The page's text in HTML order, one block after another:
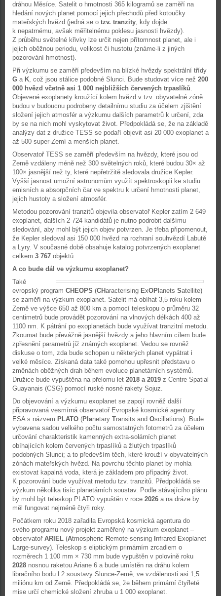
dráhou Měsíce. Satelit o hmotnosti 365 kilogramů se zaměří na
hledání nových planet pomocí jejich přechodů před kotoučky
mateřských hvězd (jedná se o tzv. tranzity, kdy dojde
k nepatrnému, avšak měřitelnému poklesu jasnosti hvězdy).
Z průběhu světelné křivky lze určit nejen přítomnost planet, ale i
jejich oběžnou periodu, velikost či hustotu (známe-li z jiných
pozorování hmotnost).
Při výzkumu se zaměří především na blízké hvězdy spektrální třídy
G a K, což jsou stálice podobné Slunci. Bude studovat více než 200
000 hvězd včetně asi 1 000 nejbližších červených trpaslíků.
Objevené exoplanety kroužící kolem hvězd v tzv. obyvatelné zóně
budou v budoucnu podrobeny detailnímu studiu za účelem zjištění
složení jejich atmosfér a výzkumu dalších parametrů k určení, zda
by se na nich mohl vyskytovat život. Předpokládá se, že na základě
analýzy dat z družice TESS se podaří objevit asi 20 000 exoplanet a
až 500 super-Zemí a menších planet.
Observatoř TESS se zaměří především na hvězdy, které jsou od
Země vzdáleny méně než 300 světelných roků, které budou 30× až
100× jasnější než ty, které nepřetržitě sledovala družice Kepler.
Vyšší jasnost umožní astronomům využít spektroskopii ke studiu
emisních a absorpčních čar ve spektru k určení hmotnosti planet,
jejich hustoty a složení atmosfér.
Metodou pozorování tranzitů objevila observatoř Kepler zatím 2 649
exoplanet, dalších 2 724 kandidátů je nutno podrobit dalšímu
sledování, aby mohl být jejich objev potvrzen. Je třeba připomenout,
že Kepler sledoval asi 150 000 hvězd na rozhraní souhvězdí Labutě
a Lyry. V současné době obsahuje katalog potvrzených exoplanet
celkem 3 767 objektů.
A co bude dál ve výzkumu exoplanet?
Také
evropský program CHEOPS (CHaracterising ExOP lanets Satellite)
se zaměří na výzkum exoplanet. Satelit má obíhat 3,5 roku kolem
Země ve výšce 650 až 800 km a pomocí teleskopu o průměru 32
centimetrů bude provádět pozorování na vlnových délkách 400 až
1100 nm. K pátrání po exoplanetách bude využívat tranzitní metodu.
Zkoumat bude převážně jasnější hvězdy a jeho hlavním cílem bude
zpřesnění parametrů již známých exoplanet. Vedou se rovněž
diskuse o tom, zda bude schopen u některých planet vypátrat i
velké měsíce. Získaná data také pomohou upřesnit představu o
změnách oběžných drah během evoluce planetárních systémů.
Družice bude vypuštěna na přelomu let 2018 a2019 z Centre Spatial
Guayanais (CSG) pomocí ruské nosné rakety Sojuz.
Do objevování a výzkumu exoplanet se zapojí rovněž další
připravovaná vesmírná observatoř Evropské kosmické agentury
ESA s názvem PLATO (Planetary Transits and Oscillations). Bude
vybavena sadou velkého počtu samostatných fotometrů za účelem
určování charakteristik kamenných extra-solárních planet
obíhajících kolem červených trpaslíků a žlutých trpaslíků
podobných Slunci; a to především těch, které krouží v obyvatelných
zónách mateřských hvězd. Na povrchu těchto planet by mohla
existovat kapalná voda, která je základem pro případný život.
K pozorování bude využívat metodu tzv. tranzitů. Předpokládá se
výzkum několika tisíc planetárních soustav. Podle stávajícího plánu
by mohl být teleskop PLATO vypuštěn v roce 2026 a na dráze by
měl fungovat nejméně čtyři roky.
Počátkem roku 2018 zařadila Evropská kosmická agentura do
svého programu nový projekt zaměřený na výzkum exoplanet –
observatoř ARIEL (Atmospheric Remote-sensing nfrared Exoplanet
Large-survey). Teleskop s eliptickým primárním zrcadlem o
rozměrech 1 100 mm × 730 mm bude vypuštěn v polovině roku
2028 nosnou raketou Ariane 6 a bude umístěn na dráhu kolem
libračního bodu L2 soustavy Slunce-Země, ve vzdálenosti asi 1,5
miliónu km od Země. Předpokládá se, že během primární čtyřleté
mise určí chemické složení zhruba u 1 000 exoplanet.